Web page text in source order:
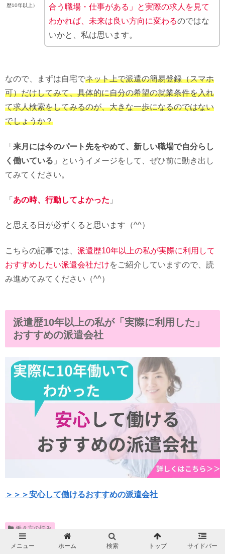
歴10年以上）
合う職場・仕事がある」と実際の求人を見て
わかれば、未来は良い方向に変わるのではな
いかと、私は思います。
なので、まずは自宅でネット上で派遣の簡易登録（スマホ
可）だけしてみて、具体的に自分の希望の就業条件を入れ
て求人検索をしてみるのが、大きな一歩になるのではない
でしょうか？
「 来月には今のパート先をやめて、新しい職場で自分らし
く働いている 」というイメージをして、ぜひ前に動き出し
てみてください。
「 あの時、行動してよかった 」
と思える日が必ずくると思います（^^）
こちらの記事では、 派遣歴10年以上の私が実際に利用して
おすすめしたい派遣会社だけをご紹介していますので、読
み進めてみてください（^^）
派遣歴10年以上の私が「実際に利用した」
おすすめの派遣会社
＞＞＞安心して働けるおすすめの派遣会社
働き方の悩み
メニュー ホーム 検索 トップ サイドバー